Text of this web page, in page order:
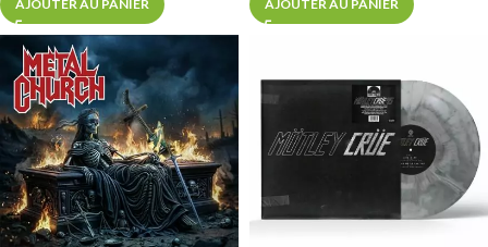
AJOUTER AU PANIER AJOUTER AU PANIER